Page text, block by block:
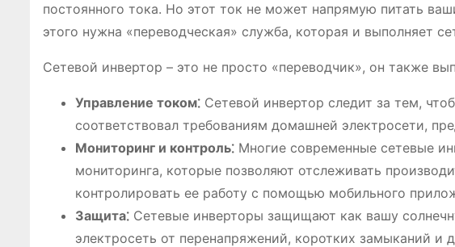
постоянного тока. Но этот ток не может напрямую питать
этого нужна «переводческая» служба, которая и выполняет
Сетевой инвертор – это не просто «переводчик», он также
Управление током⁚ Сетевой инвертор следит за тем,
соответствовал требованиям домашней электросети,
Мониторинг и контроль⁚ Многие современные сетевые
мониторинга, которые позволяют отслеживать
контролировать ее работу с помощью мобильного
Защита⁚ Сетевые инверторы защищают как вашу
электросеть от перенапряжений, коротких замыканий и